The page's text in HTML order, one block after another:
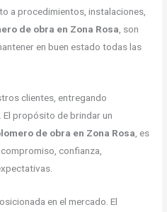
a procedimientos, instalaciones,
de obra en Zona Rosa , son
en buen estado todas las
clientes, entregando
propósito de brindar un
de obra en Zona Rosa , es
confianza,
en el mercado. El